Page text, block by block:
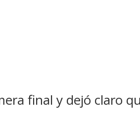
final y dejó claro